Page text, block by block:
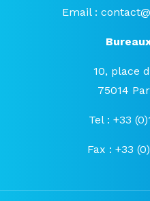
Email :
10, place
75014
Tel : +33
Fax : +33